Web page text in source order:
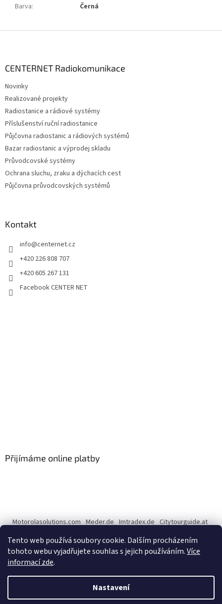
Tento web používá soubory cookie. Dalším procházením
tohoto webu vyjadřujete souhlas s jejich používáním.Více
informací zde.
Nastavení
Barva: Černá
CENTERNET Radiokomunikace
Novinky
Realizované projekty
Radiostanice a rádiové systémy
Příslušenství ruční radiostanice
Půjčovna radiostanic a rádiových systémů
Bazar radiostanic a výprodej skladu
Průvodcovské systémy
Ochrana sluchu, zraku a dýchacích cest
Půjčovna průvodcovských systémů
Kontakt
info@centernet.cz
+420 226 808 707
+420 605 267 131
Facebook CENTER NET
Přijímáme online platby
Motorolasolutions.com Meder.de Imtradex.de Citytourguide.at